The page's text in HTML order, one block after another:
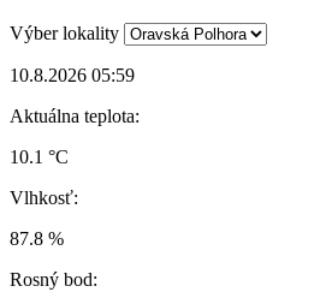
Výber lokality
10.8.2026 05:59
Aktuálna teplota:
10.1 °C
Vlhkosť:
87.8 %
Rosný bod: